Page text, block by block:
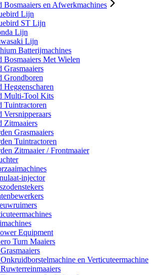
Bosmaaiers en Afwerkmachines
Lijn
ST Lijn
Lijn
Lijn
Batterijmachines
Bosmaaiers Met Wielen
Grasmaaiers
Grondboren
Heggenscharen
Multi-Tool Kits
Tuintractoren
Versnipperaars
Zitmaaiers
Grasmaaiers
Tuintractoren
Zitmaaier / Frontmaaier
injector
Equipment
Turn Maaiers
en Verticuteermachine